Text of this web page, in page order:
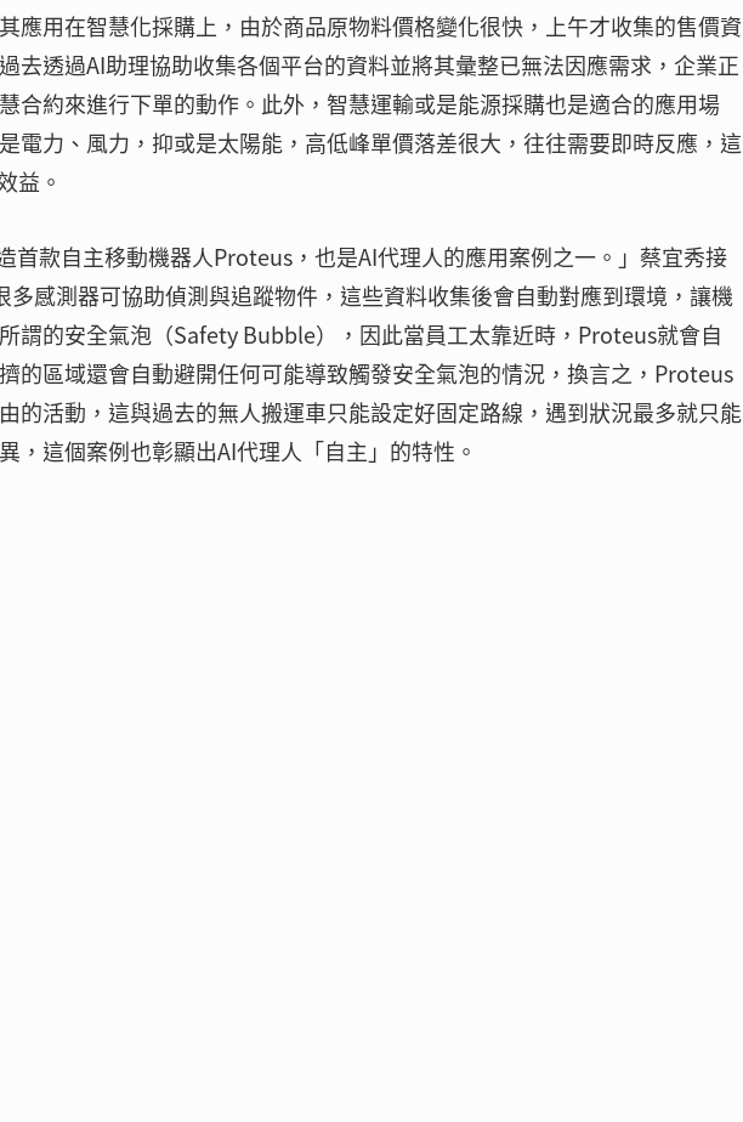
應用在智慧化採購上，由於商品原物料價格變化很快，上午才收集的售價資
去透過AI助理協助收集各個平台的資料並將其彙整已無法因應需求，企業正
合約來進行下單的動作。此外，智慧運輸或是能源採購也是適合的應用場
電力、風力，抑或是太陽能，高低峰單價落差很大，往往需要即時反應，這
益。
首款自主移動機器人Proteus，也是AI代理人的應用案例之一。」蔡宜秀接
感測器可協助偵測與追蹤物件，這些資料收集後會自動對應到環境，讓機
謂的安全氣泡（Safety Bubble），因此當員工太靠近時，Proteus就會自
的區域還會自動避開任何可能導致觸發安全氣泡的情況，換言之，Proteus
的活動，這與過去的無人搬運車只能設定好固定路線，遇到狀況最多就只能
，這個案例也彰顯出AI代理人「自主」的特性。